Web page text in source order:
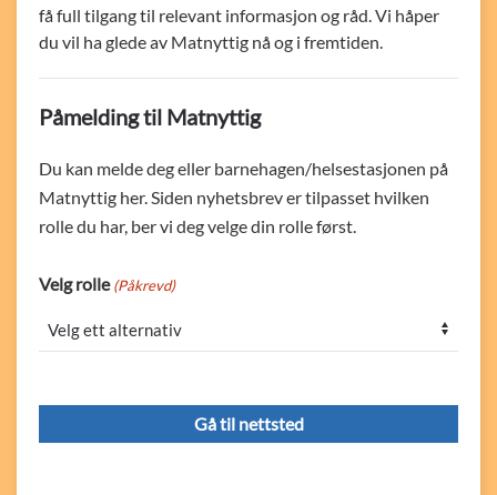
få full tilgang til relevant informasjon og råd. Vi håper
du vil ha glede av Matnyttig nå og i fremtiden.
Påmelding til Matnyttig
Du kan melde deg eller barnehagen/helsestasjonen på
Matnyttig her. Siden nyhetsbrev er tilpasset hvilken
rolle du har, ber vi deg velge din rolle først.
Velg rolle (Påkrevd)